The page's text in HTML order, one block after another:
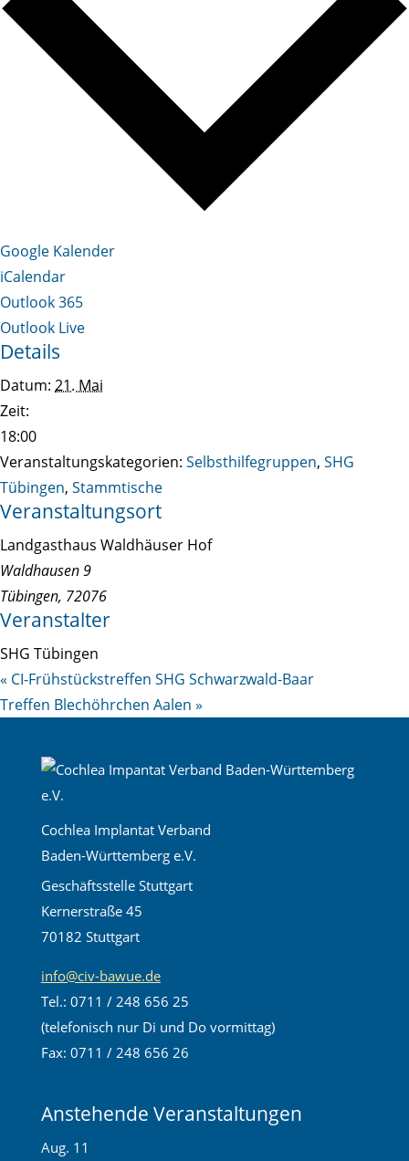
Google Kalender
iCalendar
Outlook 365
Outlook Live
Details
Datum: 21. Mai
Zeit:
18:00
Veranstaltungskategorien: Selbsthilfegruppen, SHG
Tübingen, Stammtische
Veranstaltungsort
Landgasthaus Waldhäuser Hof
Waldhausen 9
Tübingen, 72076
Veranstalter
SHG Tübingen
« CI-Frühstückstreffen SHG Schwarzwald-Baar
Treffen Blechöhrchen Aalen »
Cochlea Implantat Verband
Baden-Württemberg e.V.
Geschäftsstelle Stuttgart
Kernerstraße 45
70182 Stuttgart
info@civ-bawue.de
Tel.: 0711 / 248 656 25
(telefonisch nur Di und Do vormittag)
Fax: 0711 / 248 656 26
Anstehende Veranstaltungen
Aug. 11